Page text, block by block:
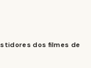
dos filmes de